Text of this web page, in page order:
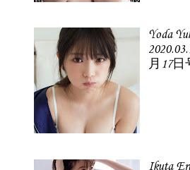
Yoda
月17日
Ikuta